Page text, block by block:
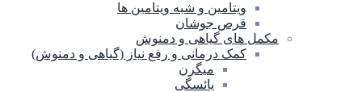
ویتامین و شبه ویتامین ها
قرص جوشان
مکمل های گیاهی و دمنوش
کمک درمانی و رفع نیاز (گیاهی و دمنوش)
میگرن
یائسگی